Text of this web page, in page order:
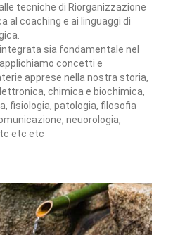
tecniche di Riorganizzazione
al coaching e ai linguaggi di
sia fondamentale nel
concetti e
apprese nella nostra storia,
chimica e biochimica,
fisiologia, patologia, filosofia
neuorologia,
etc etc